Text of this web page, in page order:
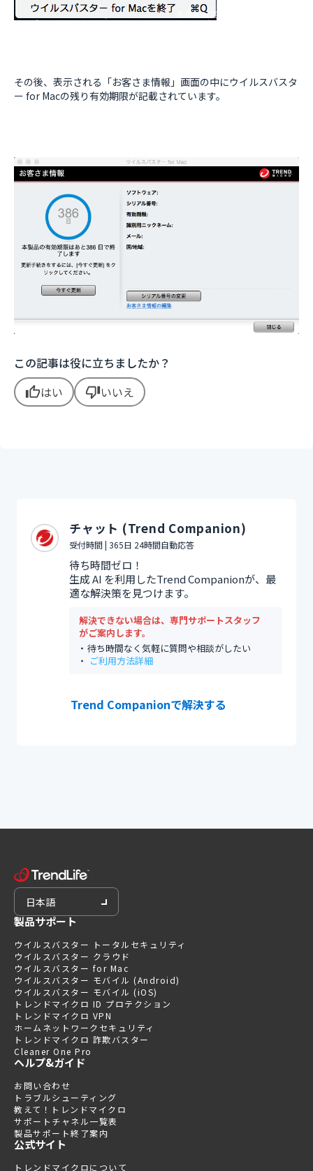
その後、表示される「お客さま情報」画面の中にウイルスバスタ
ー for Macの残り有効期限が記載されています。
この記事は役に立ちましたか？
thumb_upはい thumb_downいいえ
チャット (Trend Companion)
受付時間 | 365日 24時間自動応答
待ち時間ゼロ！
生成 AI を利用したTrend Companionが、最
適な解決策を見つけます。
解決できない場合は、専門サポートスタッフ
がご案内します。
待ち時間なく気軽に質問や相談がしたい
ご利用方法詳細
Trend Companionで解決する
日本語
製品サポート
ウイルスバスター トータルセキュリティ
ウイルスバスター クラウド
ウイルスバスター for Mac
ウイルスバスター モバイル (Android)
ウイルスバスター モバイル (iOS)
トレンドマイクロ ID プロテクション
トレンドマイクロ VPN
ホームネットワークセキュリティ
トレンドマイクロ 詐欺バスター
Cleaner One Pro
ヘルプ&ガイド
お問い合わせ
トラブルシューティング
教えて！トレンドマイクロ
サポートチャネル一覧表
製品サポート終了案内
公式サイト
トレンドマイクロについて